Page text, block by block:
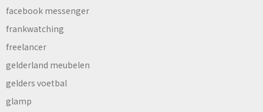
facebook messenger
frankwatching
freelancer
gelderland meubelen
gelders voetbal
glamp